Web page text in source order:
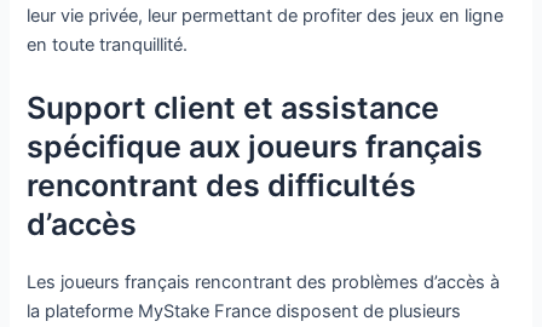
leur vie privée, leur permettant de profiter des jeux en ligne
en toute tranquillité.
Support client et assistance
spécifique aux joueurs français
rencontrant des difficultés
d’accès
Les joueurs français rencontrant des problèmes d’accès à
la plateforme MyStake France disposent de plusieurs